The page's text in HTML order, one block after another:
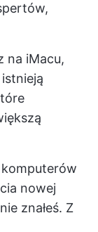
na iMacu,
nowej
znałeś. Z